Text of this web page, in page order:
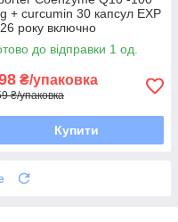
+ curcumin 30 капсул EXP
року включно
до відправки 1 од.
₴/упаковка
₴/упаковка
Купити